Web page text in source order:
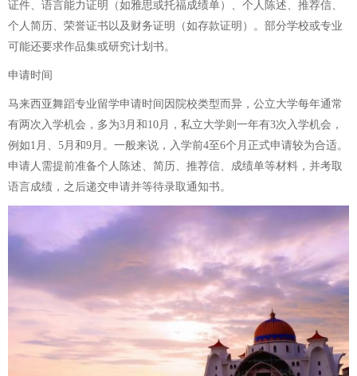
证件、语言能力证明（如雅思或托福成绩单）、个人陈述、推荐信、
个人简历、荣誉证书以及财务证明（如存款证明）。部分学校或专业
可能还要求作品集或研究计划书。
申请时间
马来西亚舞蹈专业留学申请时间因院校类型而异，公立大学每年通常
有两次入学机会，多为3月和10月，私立大学则一年有3次入学机会，
例如1月、5月和9月。一般来说，入学前4至6个月正式申请较为合适。
申请人需提前准备个人陈述、简历、推荐信、成绩单等材料，并考取
语言成绩，之后递交申请并等待录取通知书。